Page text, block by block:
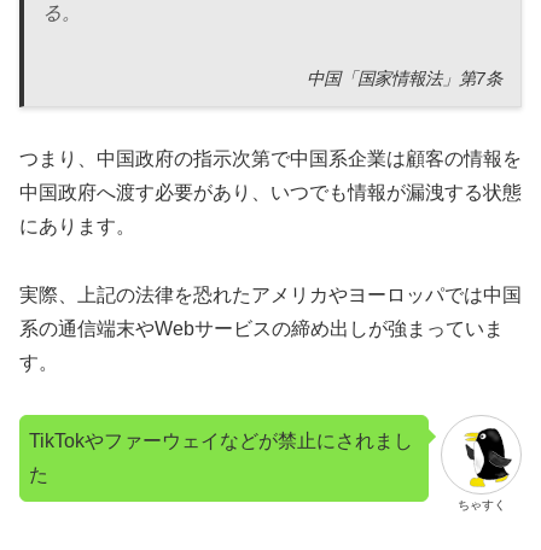
る。
中国「国家情報法」第7条
つまり、中国政府の指示次第で中国系企業は顧客の情報を
中国政府へ渡す必要があり、いつでも情報が漏洩する状態
にあります。
実際、上記の法律を恐れたアメリカやヨーロッパでは中国
系の通信端末やWebサービスの締め出しが強まっていま
す。
ちゃすく
TikTokやファーウェイなどが禁止にされまし
た